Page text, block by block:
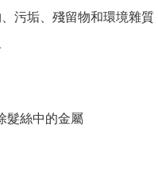
污垢、殘留物和環境雜質
髮絲中的金屬